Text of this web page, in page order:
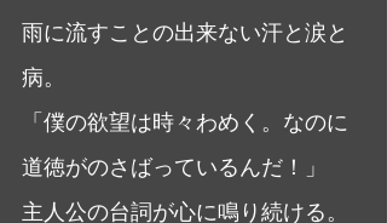
雨に流すことの出来ない汗と涙と
病。
「僕の欲望は時々わめく。なのに
道徳がのさばっているんだ！」
主人公の台詞が心に鳴り続ける。